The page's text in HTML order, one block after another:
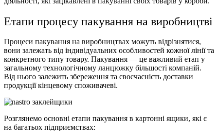
Етапи процесу пакування на виробництві
Процеси пакування на виробництвах можуть відрізнятися,
вони залежать від індивідуальних особливостей кожної лінії та
конкретного типу товару. Пакування — це важливий етап у
загальному технологічному ланцюжку більшості компаній.
Від нього залежить збереження та своєчасність доставки
продукції кінцевому споживачеві.
Розглянемо основні етапи пакування в картонні ящики, які є
на багатьох підприємствах: